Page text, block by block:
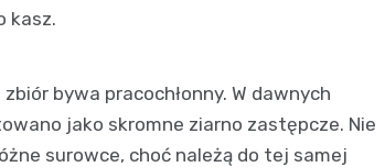
kasz.
bywa pracochłonny. W dawnych
jako skromne ziarno zastępcze. Nie
surowce, choć należą do tej samej